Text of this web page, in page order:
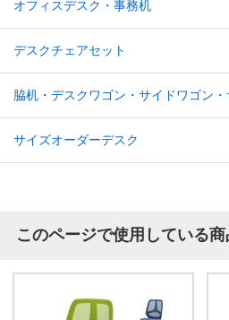
オフィスデスク・事務机
デスクチェアセット
脇机・デスクワゴン・サイドワゴン
サイズオーダーデスク
このページで使用している商